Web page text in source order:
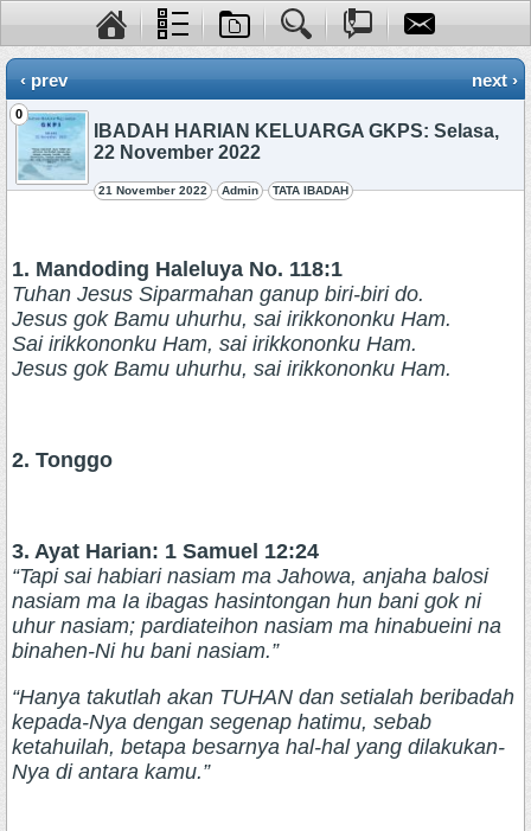
‹ prev next ›
0
IBADAH HARIAN KELUARGA GKPS: Selasa,
22 November 2022
21 November 2022 Admin TATA IBADAH
1. Mandoding Haleluya No. 118:1
Tuhan Jesus Siparmahan ganup biri-biri do.
Jesus gok Bamu uhurhu, sai irikkononku Ham.
Sai irikkononku Ham, sai irikkononku Ham.
Jesus gok Bamu uhurhu, sai irikkononku Ham.
2. Tonggo
3. Ayat Harian: 1 Samuel 12:24
“Tapi sai habiari nasiam ma Jahowa, anjaha balosi
nasiam ma Ia ibagas hasintongan hun bani gok ni
uhur nasiam; pardiateihon nasiam ma hinabueini na
binahen-Ni hu bani nasiam.”
“Hanya takutlah akan TUHAN dan setialah beribadah
kepada-Nya dengan segenap hatimu, sebab
ketahuilah, betapa besarnya hal-hal yang dilakukan-
Nya di antara kamu.”